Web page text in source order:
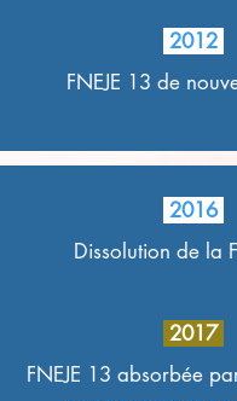
2012
FNEJE 13 de
2016
Dissolution de la
2017
FNEJE 13 absorbée